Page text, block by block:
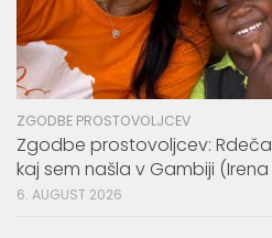
ZGODBE PROSTOVOLJCEV
Zgodbe prostovoljcev:
kaj sem našla v Gambiji (Irena
6. AUGUST 2026